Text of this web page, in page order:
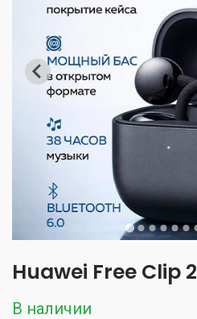
Huawei Free Clip 2
В наличии